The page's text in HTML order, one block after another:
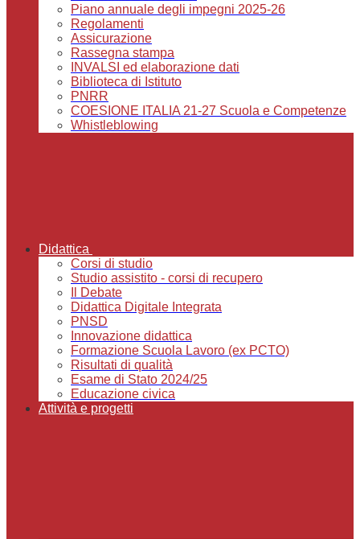
Piano annuale degli impegni 2025-26
Regolamenti
Assicurazione
Rassegna stampa
INVALSI ed elaborazione dati
Biblioteca di Istituto
PNRR
COESIONE ITALIA 21-27 Scuola e Competenze
Whistleblowing
Didattica
Corsi di studio
Studio assistito - corsi di recupero
Il Debate
Didattica Digitale Integrata
PNSD
Innovazione didattica
Formazione Scuola Lavoro (ex PCTO)
Risultati di qualità
Esame di Stato 2024/25
Educazione civica
Attività e progetti